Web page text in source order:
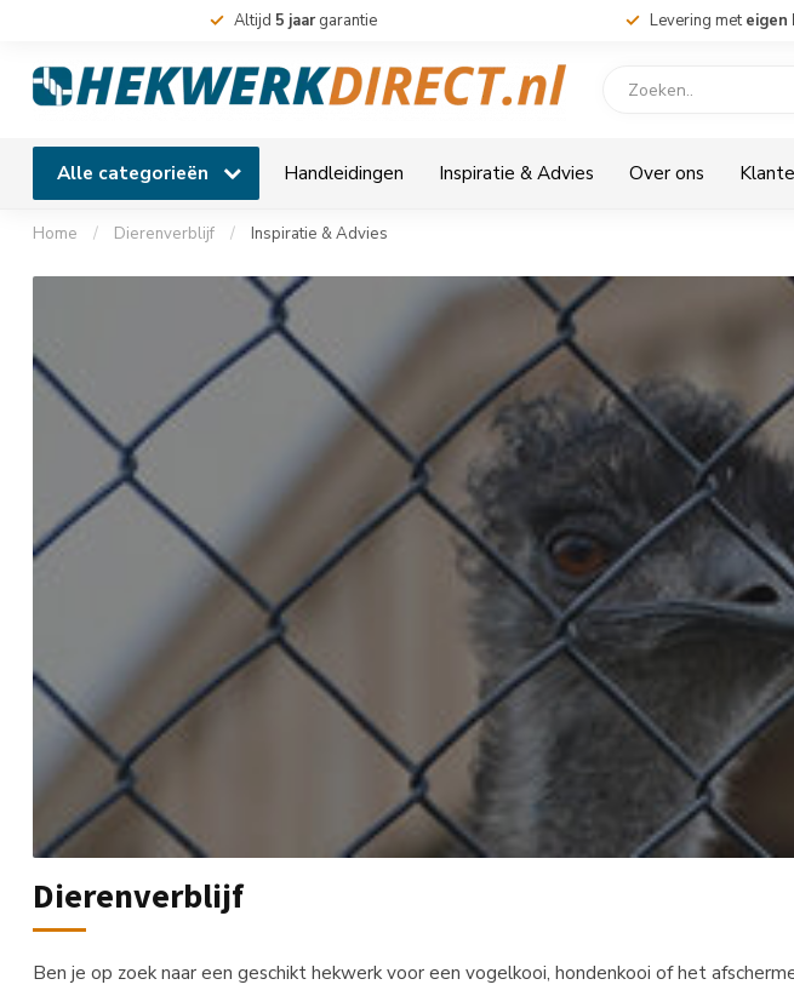
Altijd 5 jaargarantie Levering met eigen
Alle categorieën Handleidingen Inspiratie & Advies Over ons
Home / Dierenverblijf / Inspiratie & Advies
Dierenverblijf
Ben je op zoek naar een geschikt hekwerk voor een vogelkooi, hondenkooi of het